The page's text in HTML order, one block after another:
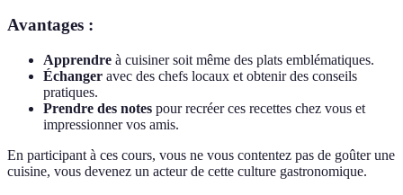
Avantages :
Apprendre à cuisiner soit même des plats emblématiques.
Échanger avec des chefs locaux et obtenir des conseils
pratiques.
Prendre des notes pour recréer ces recettes chez vous et
impressionner vos amis.
En participant à ces cours, vous ne vous contentez pas de goûter une
cuisine, vous devenez un acteur de cette culture gastronomique.